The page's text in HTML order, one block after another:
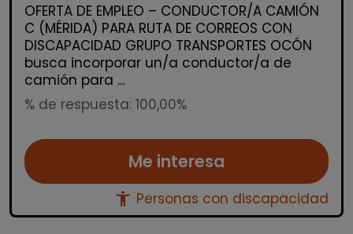
OFERTA DE EMPLEO – CONDUCTOR/A CAMIÓN
C (MÉRIDA) PARA RUTA DE CORREOS CON
DISCAPACIDAD GRUPO TRANSPORTES OCÓN
busca incorporar un/a conductor/a de
camión para ...
% de respuesta: 100,00%
Me interesa
accessibility_new Personas con discapacidad